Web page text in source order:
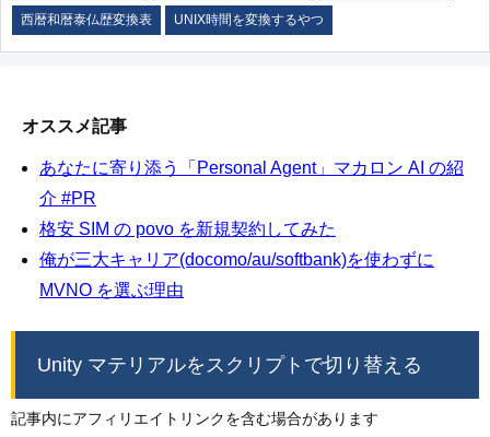
西暦和暦泰仏歴変換表 UNIX時間を変換するやつ
オススメ記事
あなたに寄り添う「Personal Agent」マカロン AI の紹
介 #PR
格安 SIM の povo を新規契約してみた
俺が三大キャリア(docomo/au/softbank)を使わずに
MVNO を選ぶ理由
Unity マテリアルをスクリプトで切り替える
記事内にアフィリエイトリンクを含む場合があります